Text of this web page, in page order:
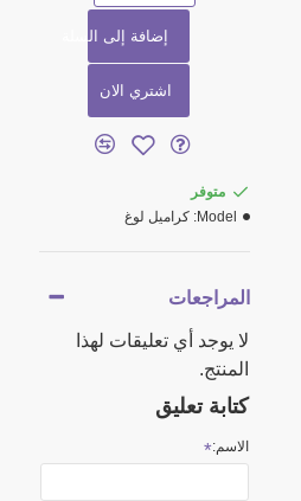
إضافة إلى السلة
اشتري الان
متوفر
Model: كراميل لوغ
المراجعات
لا يوجد أي تعليقات لهذا
المنتج.
كتابة تعليق
الاسم: